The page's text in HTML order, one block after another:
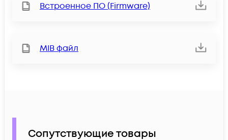
Встроенное ПО (Firmware)
MIB файл
Сопутствующие товары